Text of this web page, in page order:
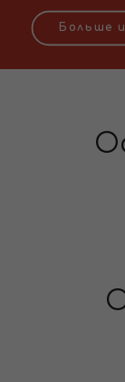
Больше